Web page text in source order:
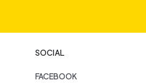
SOCIAL
FACEBOOK